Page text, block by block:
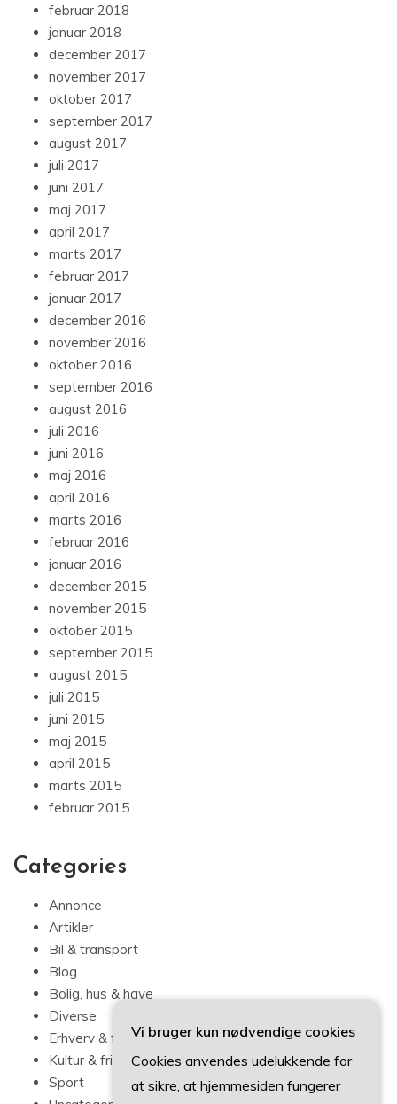
februar 2018
januar 2018
december 2017
november 2017
oktober 2017
september 2017
august 2017
juli 2017
juni 2017
maj 2017
april 2017
marts 2017
februar 2017
januar 2017
december 2016
november 2016
oktober 2016
september 2016
august 2016
juli 2016
juni 2016
maj 2016
april 2016
marts 2016
februar 2016
januar 2016
december 2015
november 2015
oktober 2015
september 2015
august 2015
juli 2015
juni 2015
maj 2015
april 2015
marts 2015
februar 2015
Categories
Annonce
Artikler
Bil & transport
Blog
Bolig, hus & have
Diverse
Erhverv & forbrug
Kultur & fritid
Sport
Vi bruger kun nødvendige cookies
Cookies anvendes udelukkende for
at sikre, at hjemmesiden fungerer